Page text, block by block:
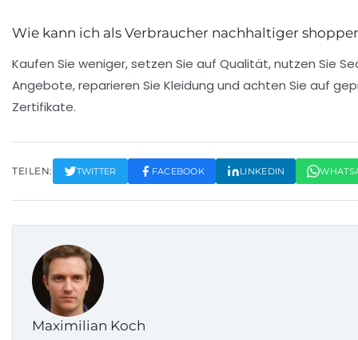
Wie kann ich als Verbraucher nachhaltiger
Kaufen Sie weniger, setzen Sie auf Qualität, nutzen Sie
Angebote, reparieren Sie Kleidung und achten Sie auf
Zertifikate.
TEILEN: TWITTER FACEBOOK LINKEDIN
Maximilian Koch